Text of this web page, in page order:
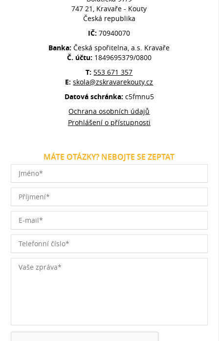
747 21, Kravaře - Kouty
Česká republika
IČ:70940070
Banka:Česká spořitelna, a.s. Kravaře
Č. účtu: 1849695379/0800
T: 553 671 357
E:skola@zskravarekouty.cz
Datová schránka: c5fmnu5
Ochrana osobních údajů
Prohlášení o přístupnosti
MÁTE OTÁZKY? NEBOJTE SE ZEPTAT